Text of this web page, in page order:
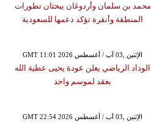
محمد بن سلمان وأردوغان يبحثان تطورات
المنطقة وأنقرة تؤكد دعمها للسعودية
GMT 11:01 2026 الإثنين ,03 آب / أغسطس
الوداد الرياضي يعلن عودة يحيى عطية الله
بعقد لموسم واحد
GMT 22:54 2026 الإثنين ,03 آب / أغسطس